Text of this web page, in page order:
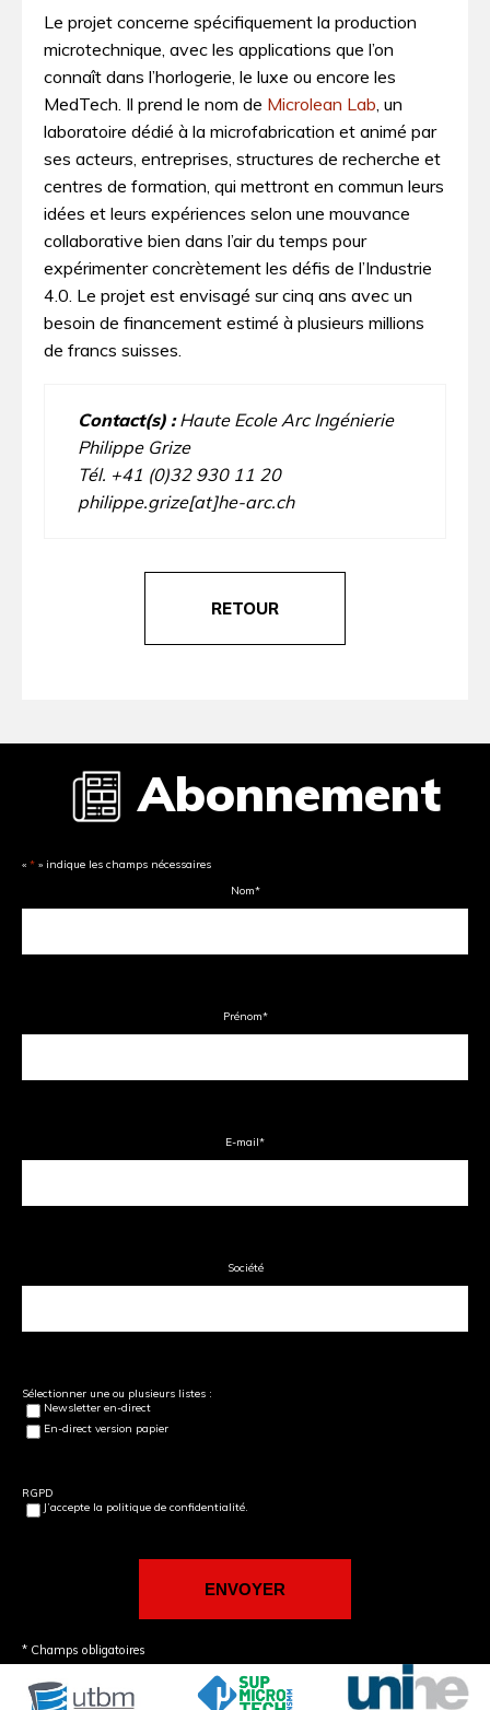
Le projet concerne spécifiquement la production
microtechnique, avec les applications que l’on
connaît dans l’horlogerie, le luxe ou encore les
MedTech. Il prend le nom de Microlean Lab, un
laboratoire dédié à la microfabrication et animé par
ses acteurs, entreprises, structures de recherche et
centres de formation, qui mettront en commun leurs
idées et leurs expériences selon une mouvance
collaborative bien dans l’air du temps pour
expérimenter concrètement les défis de l’Industrie
4.0. Le projet est envisagé sur cinq ans avec un
besoin de financement estimé à plusieurs millions
de francs suisses.
Contact(s) :Haute Ecole Arc Ingénierie
Philippe Grize
Tél. +41 (0)32 930 11 20
philippe.grize[at]he-arc.ch
RETOUR
Abonnement
« * » indique les champs nécessaires
Nom*
Prénom*
E-mail*
Société
Sélectionner une ou plusieurs listes :
Newsletter en-direct
En-direct version papier
RGPD
J’accepte la politique de confidentialité.
* Champs obligatoires